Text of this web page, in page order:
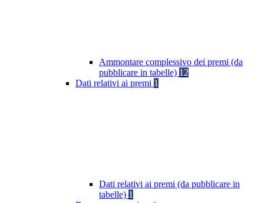
Ammontare complessivo dei premi (da
pubblicare in tabelle) 12
Dati relativi ai premi 1
Dati relativi ai premi (da pubblicare in
tabelle) 1